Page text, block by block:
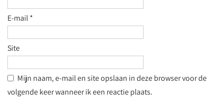
E-mail*
Site
Mijn naam, e-mail en site opslaan in deze browser voor de
volgende keer wanneer ik een reactie plaats.